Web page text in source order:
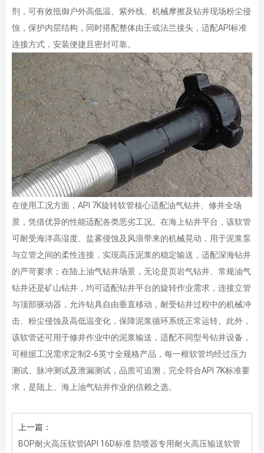
剂，可有效抵御户外高低温、紫外线、机械摩擦及钻井现场粉尘侵
蚀，保护内层结构，同时搭配整体由壬或法兰接头，适配API标准
连接方式，安装便捷且密封可靠。
在使用工况方面，API 7K旋转软管核心适配油气钻井、修井全场
景，凭借优异的性能适配各类恶劣工况。在海上钻井平台，该软管
可耐受海洋高湿度、盐雾侵蚀及风浪带来的机械晃动，用于泥浆泵
与立管之间的柔性连接，实现高压泥浆的稳定输送，适配深海钻井
的严苛要求；在陆上油气钻井场景，无论是页岩气钻井、常规油气
钻井还是矿山钻井，均可适配钻井平台的旋转作业需求，连接立管
与顶部驱动器，允许钻具自由垂直移动，耐受钻井过程中的机械冲
击、粉尘侵蚀及高低温变化，保障泥浆循环系统正常运转。此外，
该软管还可用于修井作业中的泥浆输送，适配不同型号钻井设备，
可根据工况需求定制2-6英寸全规格产品，每一根软管均经过压力
测试、脉冲测试及泄漏测试，品质可追溯，完全符合API 7K标准要
求，是陆上、海上油气钻井作业的信赖之选。
上一篇：
BOP耐火高压软管|API 16D标准 防喷器专用耐火高压输送软管